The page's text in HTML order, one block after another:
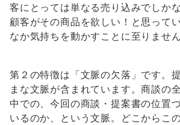
客にとっては単なる売り込みでしか
顧客がその商品を欲しい！と思って
なか気持ちを動かすことに至りません
第２の特徴は「文脈の欠落」です。
まな文脈が含まれています。商談の
中での、今回の商談・提案書の位置
いるのか、という文脈。どこからこ